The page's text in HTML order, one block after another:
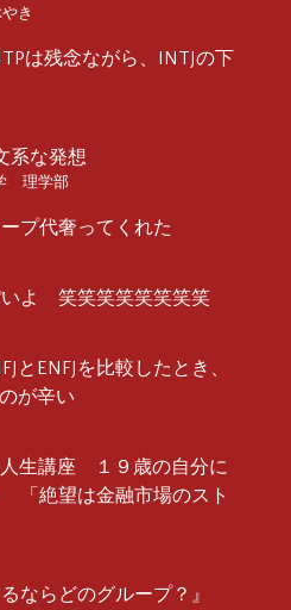
き
は残念ながら、INTJの下
系な発想
理学部
プ代奢ってくれた
いよ 笑笑笑笑笑笑笑笑
ENFJを比較したとき、
が辛い
生講座 １９歳の自分に
「絶望は金融市場のスト
ならどのグループ？』